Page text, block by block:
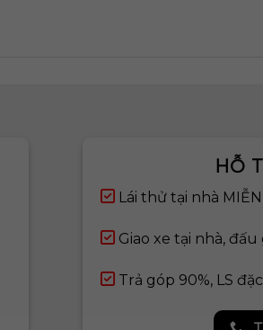
HỖ
Lái thử tại nhà
Giao xe tại nhà,
Trả góp 90%, LS